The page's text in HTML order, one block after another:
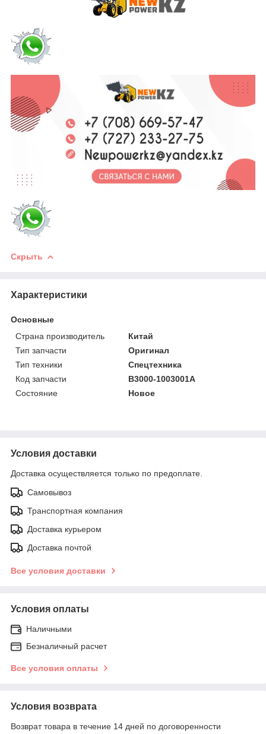
Скрыть
Характеристики
Основные
Страна производитель
Китай
Тип запчасти
Оригинал
Тип техники
Спецтехника
Код запчасти
B3000-1003001A
Состояние
Новое
Условия доставки
Доставка осуществляется только по предоплате.
Самовывоз
Транспортная компания
Доставка курьером
Доставка почтой
Все условия доставки
Условия оплаты
Наличными
Безналичный расчет
Все условия оплаты
Условия возврата
Возврат товара в течение 14 дней по договоренности